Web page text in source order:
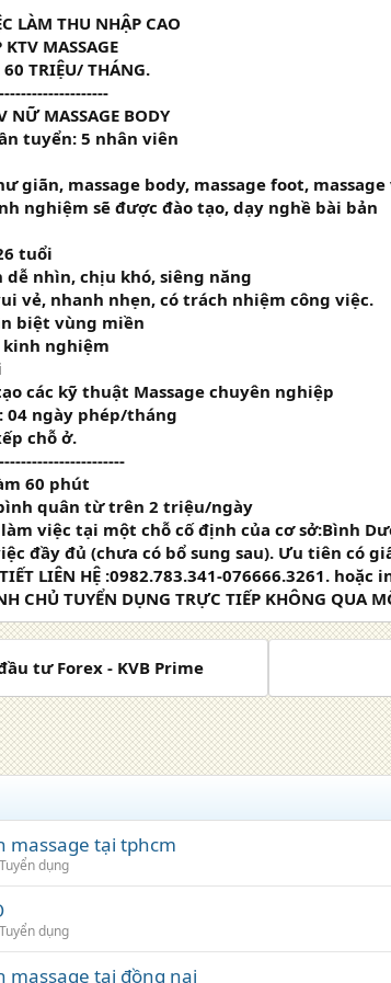
LÀM THU NHẬP CAO
KTV MASSAGE
TRIỆU/ THÁNG.
NỮ MASSAGE BODY
tuyển: 5 nhân viên
giãn, massage body, massage foot,
nghiệm sẽ được đào tạo, dạy nghề bài bản
tuổi
dễ nhìn, chịu khó, siêng năng
vẻ, nhanh nhẹn, có trách nhiệm công việc.
biệt vùng miền
kinh nghiệm
các kỹ thuật Massage chuyên nghiệp
04 ngày phép/tháng
chỗ ở.
60 phút
quân từ trên 2 triệu/ngày
việc tại một chỗ cố định của cơ sở:Bình
đầy đủ (chưa có bổ sung sau). Ưu tiên có
LIÊN HỆ :0982.783.341-076666.3261.
CHỦ TUYỂN DỤNG TRỰC TIẾP KHÔNG QUA
tư Forex - KVB Prime
massage tại tphcm
Tuyển dụng
Tuyển dụng
massage tại đồng nai